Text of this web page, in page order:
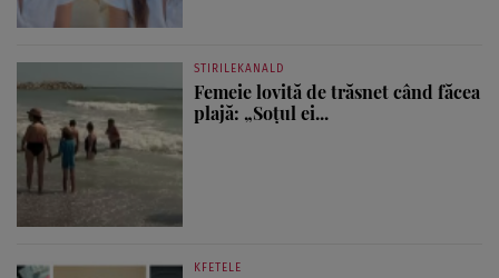
STIRILEKANALD
Femeie lovită de trăsnet când făcea
plajă: „Soțul ei...
KFETELE